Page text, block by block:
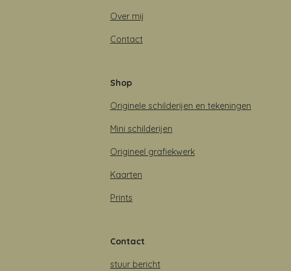
Over mij
Contact
Shop
Originele schilderijen en tekeningen
Mini schilderijen
Origineel grafiekwerk
Kaarten
Prints
Contact
stuur bericht